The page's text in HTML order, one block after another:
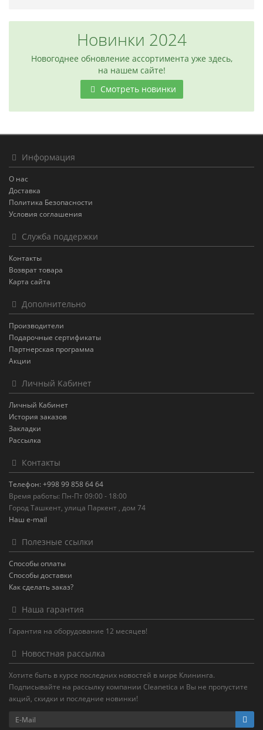
Новинки 2024
Новогоднее обновление ассортимента уже здесь,
на нашем сайте!
Смотреть новинки
Информация
О нас
Доставка
Политика Безопасности
Условия соглашения
Служба поддержки
Контакты
Возврат товара
Карта сайта
Дополнительно
Производители
Подарочные сертификаты
Партнерская программа
Акции
Личный Кабинет
Личный Кабинет
История заказов
Закладки
Рассылка
Контакты
Телефон: +998 99 858 64 64
Время работы: Пн-Пт 09:00 - 18:00
Город Ташкент, улица Паркент , дом 74
Наш e-mail
Полезные ссылки
Способы оплаты
Способы доставки
Как сделать заказ?
Наша гарантия
Гарантия на оборудование 12 месяцев!
Новостная рассылка
Хотите быть в курсе последних новостей в мире Клининга.
Подписывайте на рассылку компании Cleanetica и Вы не пропустите
акций, скидки и последние новинки!